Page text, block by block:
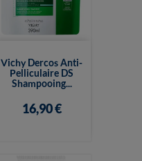
Vichy Dercos Anti-
Pelliculaire DS
Shampooing...
16,90 €